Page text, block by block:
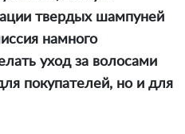
твердых шампуней
намного
уход за волосами
покупателей, но и для